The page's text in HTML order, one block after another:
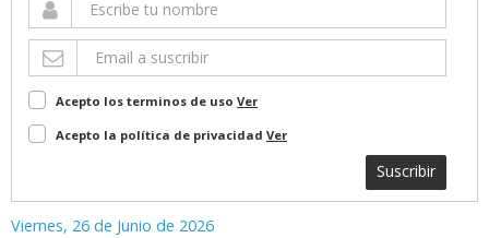
Acepto los terminos de uso Ver
Acepto la política de privacidad Ver
Suscribir
Viernes, 26 de Junio de 2026